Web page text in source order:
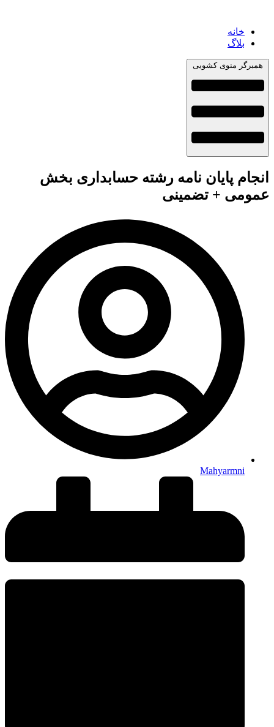
خانه
بلاگ
همبرگر منوی کشویی
انجام پایان نامه رشته حسابداری بخش
عمومی + تضمینی
Mahyarmni